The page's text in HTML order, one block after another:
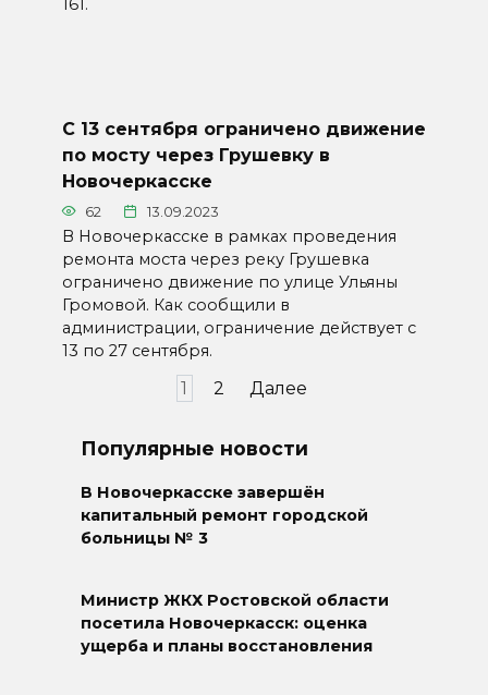
161.
С 13 сентября ограничено движение
по мосту через Грушевку в
Новочеркасске
62 13.09.2023
В Новочеркасске в рамках проведения
ремонта моста через реку Грушевка
ограничено движение по улице Ульяны
Громовой. Как сообщили в
администрации, ограничение действует с
13 по 27 сентября.
1 2 Далее
Популярные новости
В Новочеркасске завершён
капитальный ремонт городской
больницы № 3
Министр ЖКХ Ростовской области
посетила Новочеркасск: оценка
ущерба и планы восстановления